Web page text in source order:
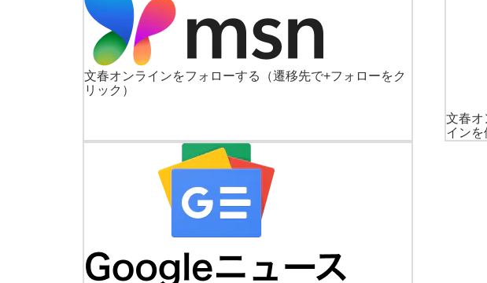
文春オンラインをフォローする
（遷移先で+フォローをク
リック）
文春オ
インを